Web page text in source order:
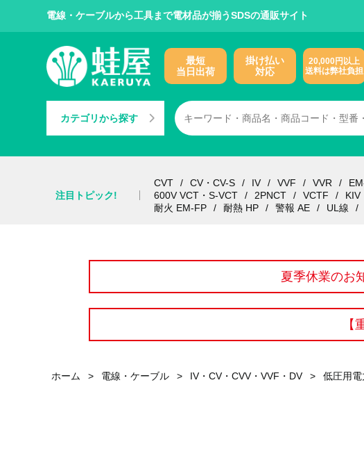
電線・ケーブルから工具まで電材品が揃うSDSの通販サイト
最短
当日出荷
掛け払い
対応
20,000円以上
送料は弊社負担
カテゴリから探す
注目トピック!
CVT CV・CV-S IV VVF VVR
600V VCT・S-VCT
2PNCT VCTF KIV
耐火 EM-FP
耐熱 HP 警報 AE UL線
夏季休業のお
【
ホーム > 電線・ケーブル > IV・CV・CVV・VVF・DV > 低圧用